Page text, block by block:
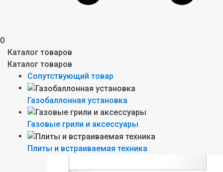
0
Каталог товаров
Каталог товаров
Сопутствующий товар
Газобаллонная установка
Газовые грили и аксессуары
Плиты и встраиваемая техника